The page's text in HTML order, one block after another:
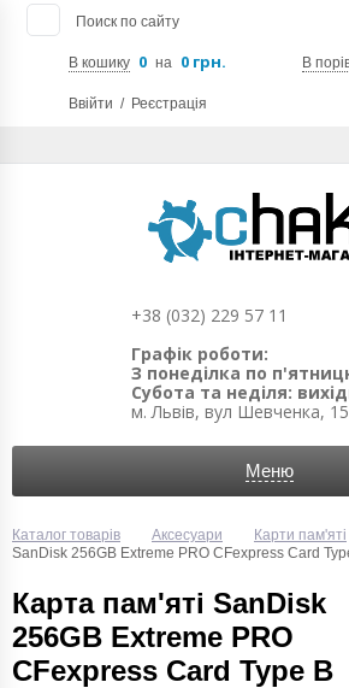
Поиск по сайту
В кошику 0 на 0 грн. В
Ввійти / Реєстрація
+38 (032) 229 57 11
Графік роботи:
З понеділка по
Субота та неділя:
м. Львів, вул Шевченка,
Меню
Каталог товарів Аксесуари Карти пам'яті
SanDisk 256GB Extreme PRO CFexpress Card
Карта пам'яті SanDisk
256GB Extreme PRO
CFexpress Card Type B